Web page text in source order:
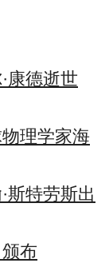
康德逝世
理学家海
斯特劳斯出
布